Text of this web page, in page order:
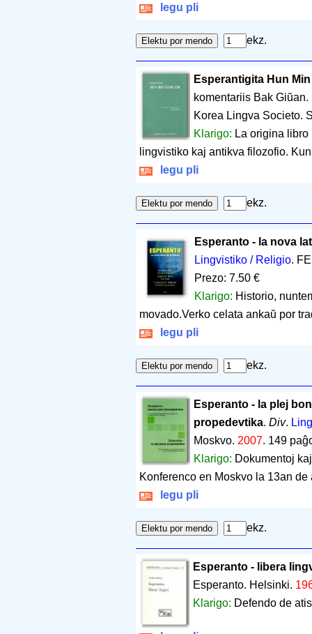
legu pli
ekz.
Esperantigita Hun
komentariis Bak Giŭan.
Korea Lingva Societo.
Klarigo: La origina
lingvistiko kaj antikva filozofio.
legu pli
ekz.
Esperanto - la nova
Lingvistiko / Religio.
Prezo: 7.50 €
Klarigo: Historio,
movado.Verko celata ankaŭ por
legu pli
ekz.
Esperanto - la plej
propedevtika. Div.
Moskvo. 2007. 149
Klarigo: Dokumentoj
Konferenco en Moskvo la 13an de
legu pli
ekz.
Esperanto - libera
Esperanto. Helsinki.
Klarigo: Defendo de